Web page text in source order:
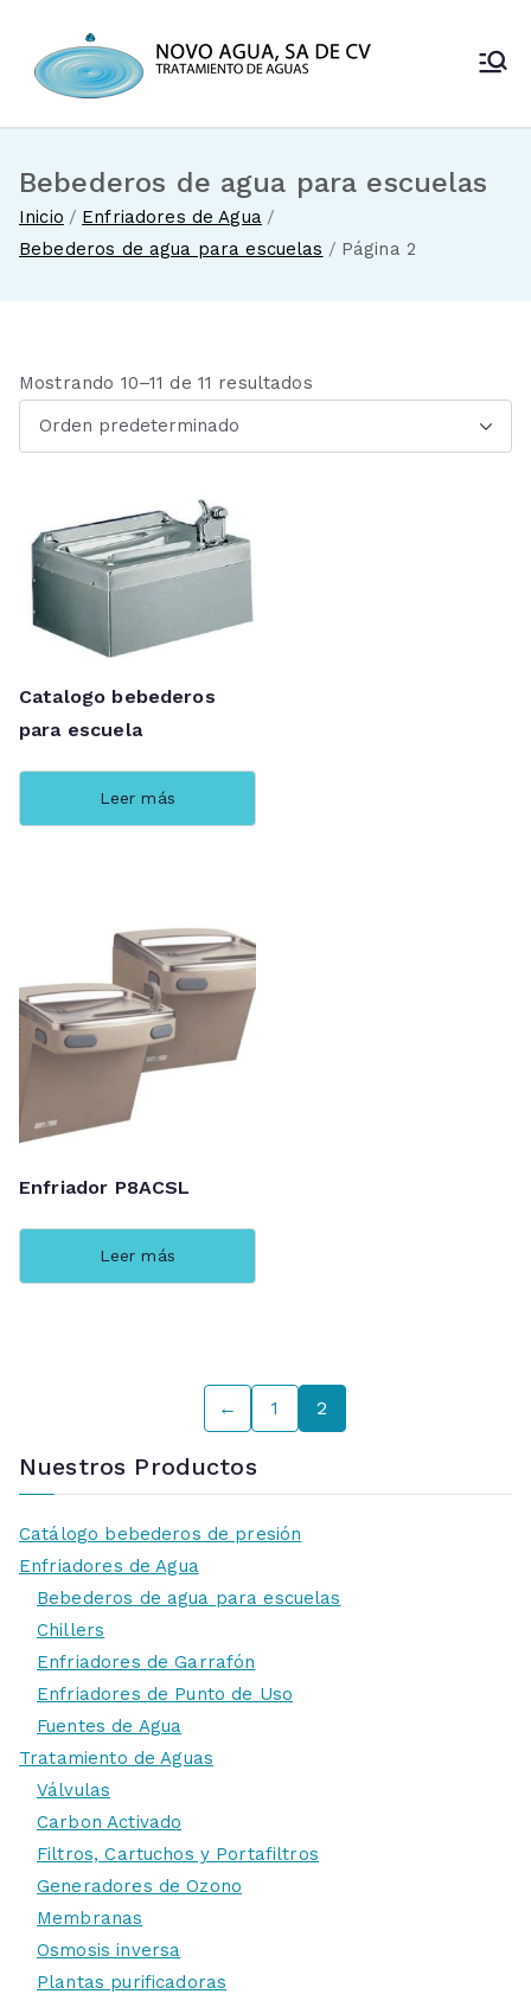
contenido
Novo Agua
de aguas
Bebederos de agua para escuelas
Inicio
Enfriadores de Agua
Bebederos de agua para escuelas
Página 2
Mostrando 10–11 de 11 resultados
Catalogo bebederos
para escuela
Leer más
Enfriador P8ACSL
Leer más
← 1 2
Nuestros Productos
Catálogo bebederos de presión
Enfriadores de Agua
Bebederos de agua para escuelas
Chillers
Enfriadores de Garrafón
Enfriadores de Punto de Uso
Fuentes de Agua
Tratamiento de Aguas
Válvulas
Carbon Activado
Filtros, Cartuchos y Portafiltros
Generadores de Ozono
Membranas
Osmosis inversa
Plantas purificadoras